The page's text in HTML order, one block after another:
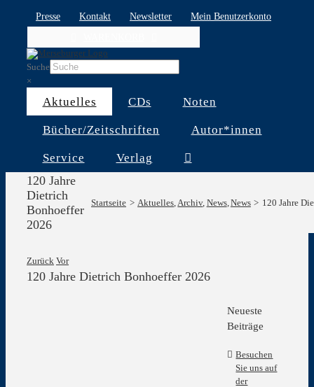
Presse Kontakt Newsletter
Mein Benutzerkonto
Suche
×
Aktuelles CDs Noten
Bücher/Zeitschriften Autor*innen
Service Verlag
120 Jahre
Dietrich
Bonhoeffer
2026
Startseite Aktuelles Archiv News News 120 Jahre
Zurück Vor
120 Jahre Dietrich Bonhoeffer 2026
Neueste
Beiträge
Besuchen
Sie uns auf
der